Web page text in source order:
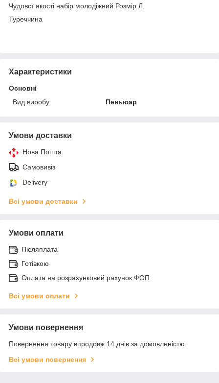
Чудової якості набір молодіжний.Розмір Л.
Туреччина
Характеристики
Основні
Вид виробу
Пеньюар
Умови доставки
Нова Пошта
Самовивіз
Delivery
Всі умови доставки
Умови оплати
Післяплата
Готівкою
Оплата на розрахунковий рахунок ФОП
Всі умови оплати
Умови повернення
Повернення товару впродовж 14 днів за домовленістю
Всі умови повернення